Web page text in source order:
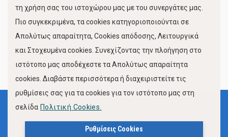
FOLLOW US
Όροι Χρήσης
Πολιτική Προστασίας Προσωπικών Δεδομένων
τη χρήση σας του ιστοχώρου μας με του συνεργάτες μας.
Πιο συγκεκριμένα, τα cookies κατηγοριοποιούνται σε
Απολύτως απαραίτητα, Cookies απόδοσης, Λειτουργικά
και Στοχευμένα cookies. Συνεχίζοντας την πλοήγηση στο
ιστότοπο μας αποδέχεστε τα Απολύτως απαραίτητα
cookies. Διαβάστε περισσότερα ή διαχειριστείτε τις
ρυθμίσεις σας για τα cookies για τον ιστότοπο μας στη
σελίδα Πολιτική Cookies.
Ρυθμίσεις Cookies